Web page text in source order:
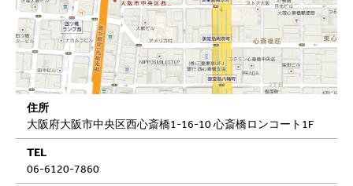
住所
大阪府大阪市中央区西心斎橋1-16-10 心斎橋ロンコート1F
TEL
06-6120-7860